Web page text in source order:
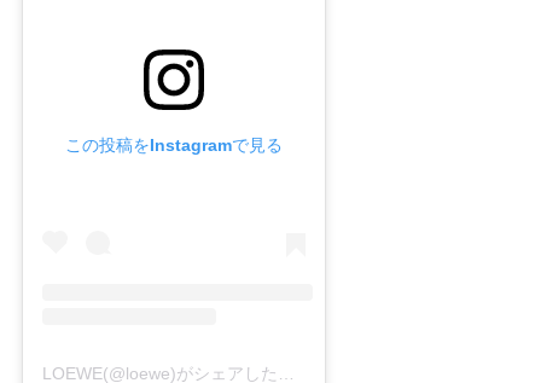
この投稿をInstagramで見る
LOEWE(@loewe)がシェアした投稿